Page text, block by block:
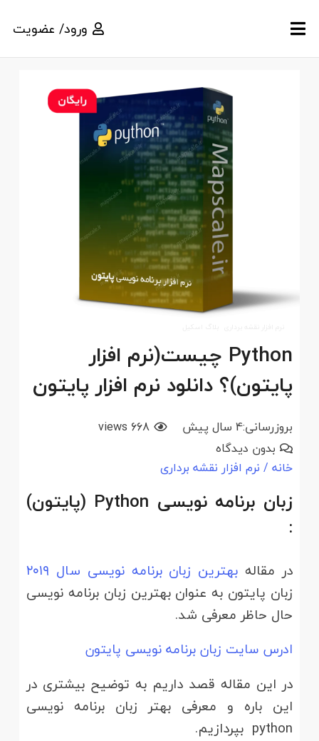
ورود/ عضویت
Python چیست(نرم افزار
پایتون)؟ دانلود نرم افزار پایتون
بروزرسانی:4 سال پیش 668
بدون دیدگاه
خانه / نرم افزار نقشه برداری
زبان برنامه نویسی Python (پایتون)
:
در مقالهبهترین زبان برنامه نویسی سال ۲۰۱۹
زبان پایتون به عنوان بهترین زبان برنامه نویسی
حال حاظر معرفی شد.
ادرس سایت زبان برنامه نویسی پایتون
در این مقاله قصد داریم به توضیح بیشتری در
این باره و معرفی بهتر زبان برنامه نویسی
python بپردازیم.